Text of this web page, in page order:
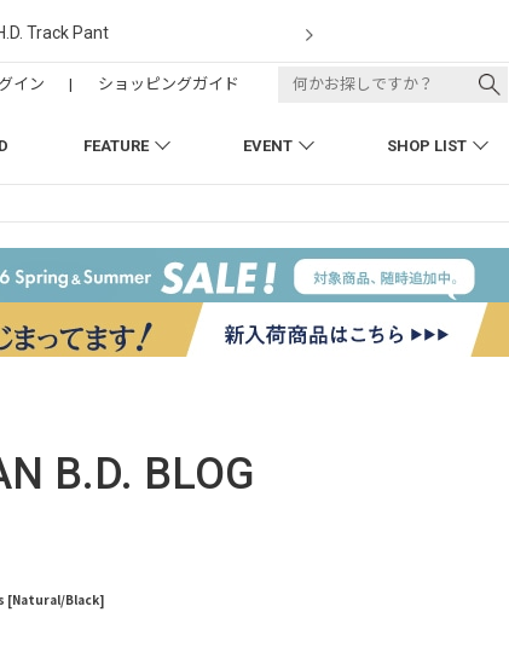
Track Pant
FEATURE EVENT SHOP LIST
イン | ショッピングガイド
B.D. BLOG
[Natural/Black]